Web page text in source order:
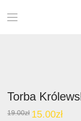
Torba
19.00zł 15.00zł